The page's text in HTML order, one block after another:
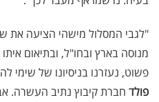
"לגבי המסלול מישהי הציעה את
מנוסה בארץ ובחו"ל, ובתיאום
פשוט, נעזרנו בניסיונו של שימי
פולד חברת קיבוץ נתיב העשרה.